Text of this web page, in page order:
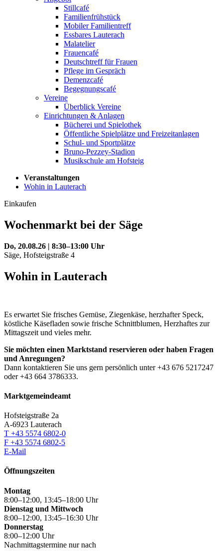
Stillcafé
Familienfrühstück
Mobiler Familientreff
Essbares Lauterach
Malatelier
Frauencafé
Deutschtreff für Frauen
Pflege im Gespräch
Demenzcafé
Begegnungscafé
Vereine
Überblick Vereine
Einrichtungen & Anlagen
Bücherei und Spielothek
Öffentliche Spielplätze und Freizeitanlagen
Schul- und Sportplätze
Bruno-Pezzey-Stadion
Musikschule am Hofsteig
Veranstaltungen
Wohin in Lauterach
Einkaufen
Wochenmarkt bei der Säge
Do, 20.08.26 | 8:30–13:00 Uhr
Säge, Hofsteigstraße 4
Wohin in Lauterach
Es erwartet Sie frisches Gemüse, Ziegenkäse, herzhafter Speck,
köstliche Käsefladen sowie frische Schnittblumen, Herzhaftes zur
Mittagszeit und vieles mehr.
Sie möchten einen Marktstand reservieren oder haben Fragen
und Anregungen?
Dann kontaktieren Sie uns gern persönlich unter +43 676 5217247
oder +43 664 3786333.
Marktgemeindeamt
Hofsteigstraße 2a
A-6923 Lauterach
T +43 5574 6802-0
F +43 5574 6802-5
E-Mail
Öffnungszeiten
Montag
8:00–12:00, 13:45–18:00 Uhr
Dienstag und Mittwoch
8:00–12:00, 13:45–16:30 Uhr
Donnerstag
8:00–12:00 Uhr
Nachmittagstermine nur nach